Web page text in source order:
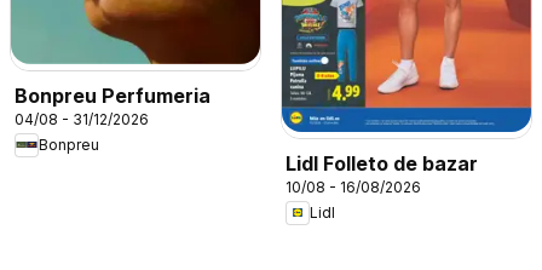
Bonpreu Perfumeria
04/08 - 31/12/2026
Bonpreu
Lidl Folleto de bazar
10/08 - 16/08/2026
Lidl